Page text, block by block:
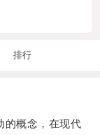
排行
概念，在现代